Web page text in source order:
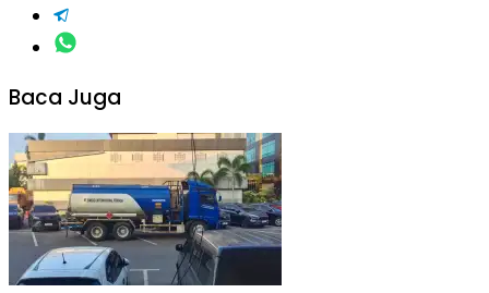
Baca Juga